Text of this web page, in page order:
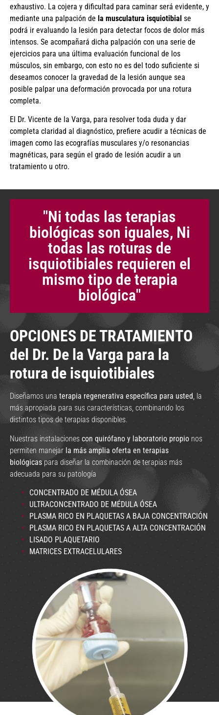
exhaustivo. La cojera y dificultad para caminar será evidente, y
mediante una palpación de la musculatura isquiotibial se
podrá ir evaluando la lesión para detectar focos de dolor más
intensos. Se acompañará dicha palpación con una serie de
ejercicios para una última evaluación funcional de los
músculos, sin embargo, con esto no es del todo suficiente si
deseamos conocer la gravedad de la lesión aunque sea
posible palpar una deformación provocada por una rotura
completa.
El Dr. Vicente de la Varga, para resolver toda duda y dar
completa claridad al diagnóstico, prefiere acudir a técnicas de
imagen como las ecografías musculares y/o resonancias
magnéticas, para según el grado de lesión acudir a un
tratamiento u otro.
"Ni todas las terapias
biológicas son iguales, Ni
todas las roturas de
isquiotibiales requieren el
mismo tipo de terapia
biológica"
OPCIONES DE TRATAMIENTO
del Dr. De la Varga para la
rotura de isquiotibiales
Diseñamos una terapia regenerativa específica para usted, la
más apropiada para sus características, combinando los
distintos tipos de terapias disponibles.
Nuestras instalaciones con quirófano y laboratorio propio nos
permiten manejar la más amplia oferta en terapias
biológicas para diseñar la combinación de terapias más
adecuada para su patología
CONCENTRADO DE MÉDULA ÓSEA
ULTRACONCENTRADO DE MÉDULA ÓSEA
PLASMA RICO EN PLAQUETAS A BAJA CONCENTRACIÓN
PLASMA RICO EN PLAQUETAS A ALTA CONCENTRACIÓN
LISADO PLAQUETARIO
MATRICES EXTRACELULARES